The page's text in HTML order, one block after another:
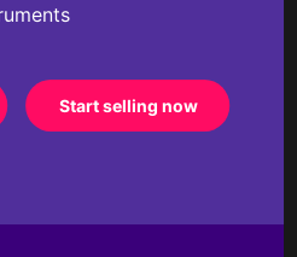
Start selling now